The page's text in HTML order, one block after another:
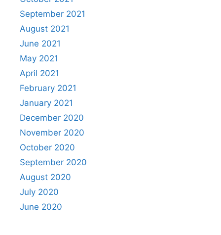
September 2021
August 2021
June 2021
May 2021
April 2021
February 2021
January 2021
December 2020
November 2020
October 2020
September 2020
August 2020
July 2020
June 2020